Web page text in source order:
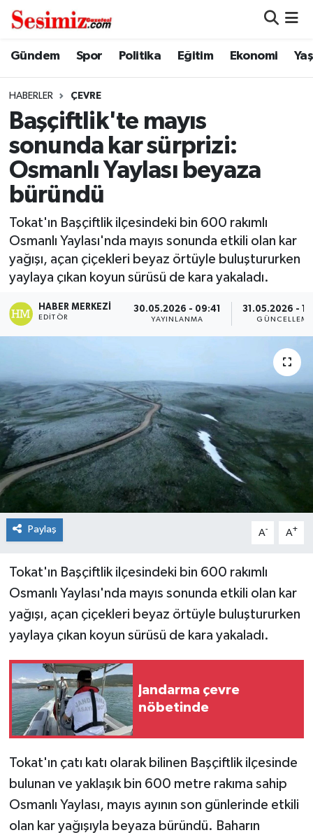
Gündem Spor Politika Eğitim Ekonomi
HABERLER ÇEVRE
Başçiftlik'te mayıs
sonunda kar sürprizi:
Osmanlı Yaylası beyaza
büründü
Tokat'ın Başçiftlik ilçesindeki bin 600 rakımlı
Osmanlı Yaylası'nda mayıs sonunda etkili olan kar
yağışı, açan çiçekleri beyaz örtüyle buluştururken
yaylaya çıkan koyun sürüsü de kara yakaladı.
HABER MERKEZI
EDITÖR
30.05.2026 - 09:41
YAYINLANMA
31.05.2026 -
GÜNCELLEME
Paylaş A- A+
Tokat'ın Başçiftlik ilçesindeki bin 600 rakımlı
Osmanlı Yaylası'nda mayıs sonunda etkili olan kar
yağışı, açan çiçekleri beyaz örtüyle buluştururken
yaylaya çıkan koyun sürüsü de kara yakaladı.
Jandarma çevre
nöbetinde
Tokat'ın çatı katı olarak bilinen Başçiftlik ilçesinde
bulunan ve yaklaşık bin 600 metre rakıma sahip
Osmanlı Yaylası, mayıs ayının son günlerinde etkili
olan kar yağışıyla beyaza büründü. Baharın
Dünya
Ekonomi
Gündem
Magazin
Politika
Sağlık
Spor
Tokat Haberleri
Yaşam
Nöbetçi Eczaneler
Namaz Vakitleri
Trafik Durumu
Süper Lig Puan Durumu ve Fikstür
Tüm Manşetler
Son Dakika Haberleri
Haber Arşivi